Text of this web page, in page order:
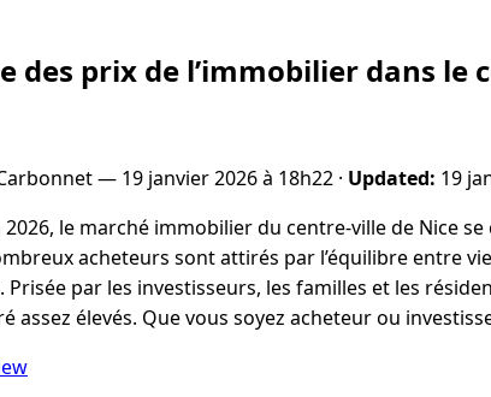
des prix de l’immobilier dans le
— 19 janvier 2026 à 18h22 · Updated: 19
2026, le marché immobilier du centre-ville de Nice
acheteurs sont attirés par l’équilibre entre
par les investisseurs, les familles et les
assez élevés. Que vous soyez acheteur ou